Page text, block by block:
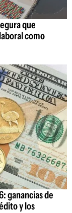
que
como
ganancias de
y los